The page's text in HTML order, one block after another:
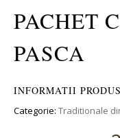
PACHET
PASCA
INFORMATII PRODUS
Categorie: Traditionale